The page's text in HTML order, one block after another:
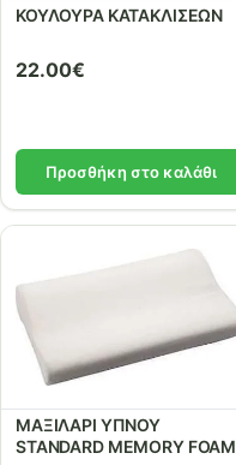
ΚΟΥΛΟΥΡΑ ΚΑΤΑΚΛΙΣΕΩΝ
22.00€
Προσθήκη στο καλάθι
ΜΑΞΙΛΑΡΙ ΥΠΝΟΥ
STANDARD MEMORY FOAM